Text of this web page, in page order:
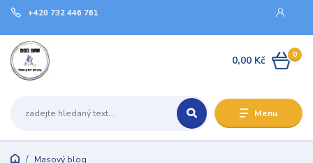
Menu
+420 732 446 761
0
0,00 Kč
Masový blog